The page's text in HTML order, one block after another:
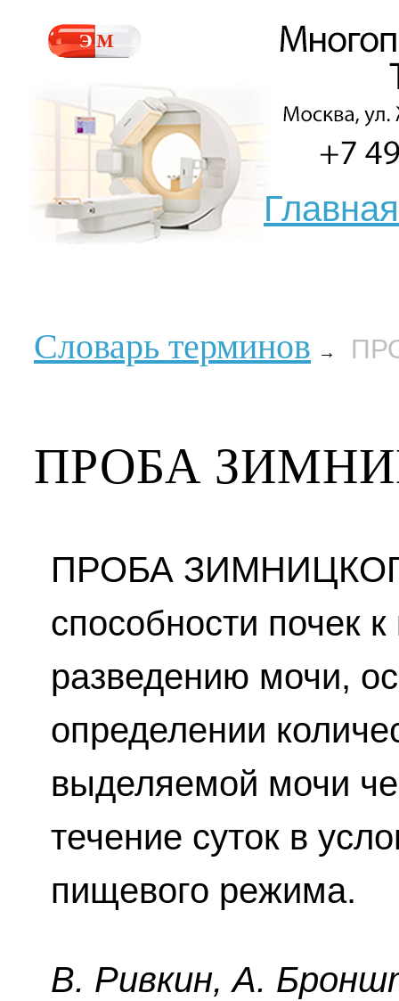
Главная
Словарь терминов →
ПРОБА
ПРОБА
способности почек
разведению мочи,
определении
выделяемой мочи
течение суток в
пищевого режима.
B. Pивкин, A.